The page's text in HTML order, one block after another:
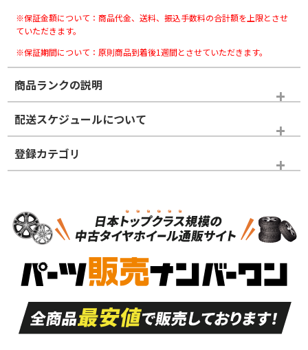
※保証金額について：商品代金、送料、振込手数料の合計額を上限とさせ
ていただきます。
※保証期間について：原則商品到着後1週間とさせていただきます。
商品ランクの説明
※商品ランクは出品者の主観により判断しておりますので、あら
かじめご了承ください。
ホイールランク
S
品）
S
新車外し品（新古
付き
A
走行距離も少なく、
目立つ傷もほとんど
ない中古品
A
走行距離も少なく、
非常に状態の良い中
古品
配送スケジュールについて
登録カテゴリ
スタッドレスタイヤホイールセット